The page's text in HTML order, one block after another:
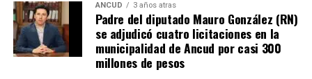
ANCUD 3 años atras
Padre del diputado Mauro González (RN)
se adjudicó cuatro licitaciones en la
municipalidad de Ancud por casi 300
millones de pesos